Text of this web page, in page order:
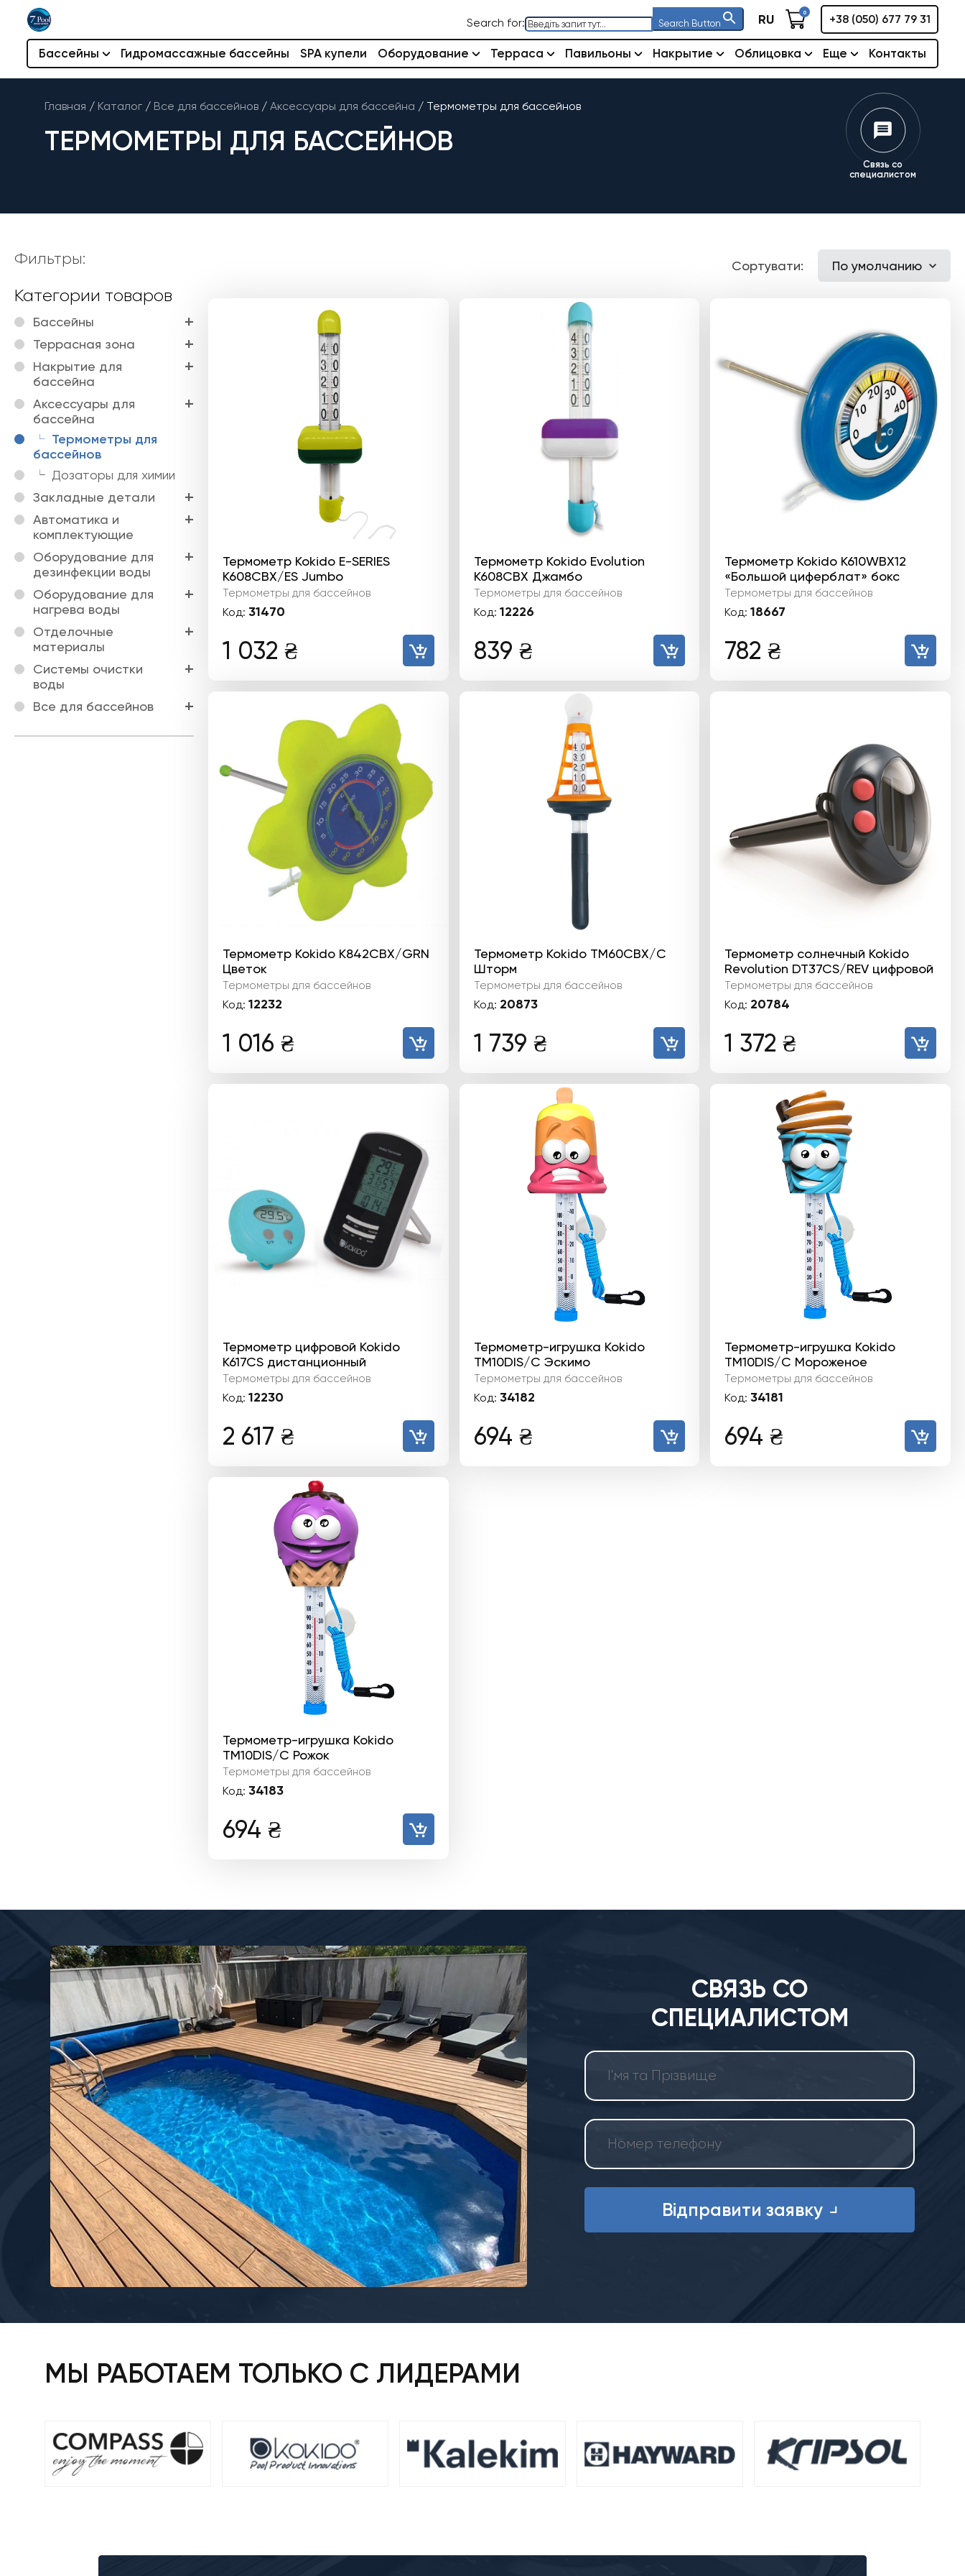
Search for: Search Button RU 0
+38 (050) 677 79 31
Бассейны Гидромассажные бассейны SPA купели Оборудование Терраса Павильоны Накрытие Облицовка Еще Контакты
Главная / Каталог / Все для бассейнов / Аксессуары для бассейна / Термометры для бассейнов
ТЕРМОМЕТРЫ ДЛЯ БАССЕЙНОВ
Связь со
специалистом
Фильтры:
Категории товаров
Бассейны
Террасная зона
Накрытие для
бассейна
Аксессуары для
бассейна
Термометры для
бассейнов
Дозаторы для химии
Закладные детали
Автоматика и
комплектующие
Оборудование для
дезинфекции воды
Оборудование для
нагрева воды
Отделочные
материалы
Системы очистки
воды
Все для бассейнов
Сортувати: По умолчанию
Термометр Kokido E-SERIES
K608CBX/ES Jumbo
Термометры для бассейнов
Код: 31470
1 032 ₴
Термометр Kokido Evolution
K608CBX Джамбо
Термометры для бассейнов
Код: 12226
839 ₴
Термометр Kokido K610WBX12
«Большой циферблат» бокс
Термометры для бассейнов
Код:18667
782₴
Термометр Kokido K842CBX/GRN
Цветок
Термометры для бассейнов
Код: 12232
1 016 ₴
Термометр Kokido TM60CBX/C
Шторм
Термометры для бассейнов
Код: 20873
1 739 ₴
Термометр солнечный Kokido
Revolution DT37CS/REV цифровой
Термометры для бассейнов
Код: 20784
1 372₴
Термометр цифровой Kokido
K617CS дистанционный
Термометры для бассейнов
Код: 12230
2 617 ₴
Термометр-игрушка Kokido
TM10DIS/C Эскимо
Термометры для бассейнов
Код: 34182
694 ₴
Термометр-игрушка Kokido
TM10DIS/C Мороженое
Термометры для бассейнов
Код:34181
694₴
Термометр-игрушка Kokido
TM10DIS/C Рожок
Термометры для бассейнов
Код: 34183
694 ₴
СВЯЗЬ СО
СПЕЦИАЛИСТОМ
Відправити заявку
МЫ РАБОТАЕМ ТОЛЬКО С ЛИДЕРАМИ